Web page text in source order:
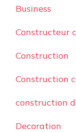
Business
Constructeur
Construction
Construction
construction
Decoration